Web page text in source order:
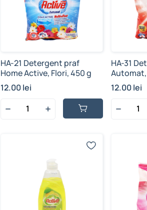
HA-21 Detergent praf
Home Active, Flori, 450 g
12.00 lei
HA-31
12.00 lei